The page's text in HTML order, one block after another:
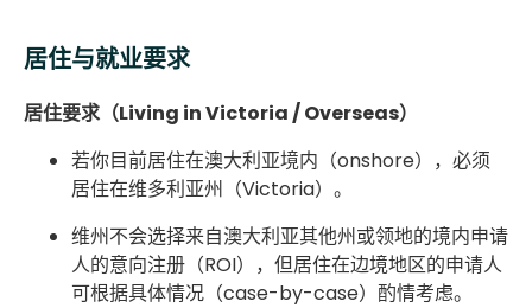
居住与就业要求
居住要求（Living in Victoria / Overseas）
若你目前居住在澳大利亚境内（onshore），必须
居住在维多利亚州（Victoria）。
维州不会选择来自澳大利亚其他州或领地的境内申请
人的意向注册（ROI），但居住在边境地区的申请人
可根据具体情况（case-by-case）酌情考虑。